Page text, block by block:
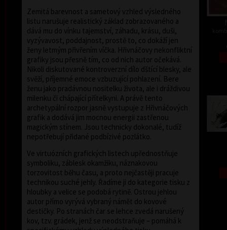
Zemitá barevnost a sametový vzhled výsledného
listu narušuje realistický základ zobrazovaného a
dává mu do vínku tajemství, záhadu, krásu, duši,
vyzývavost, poddajnost, prostě to, co dokáží jen
ženy letmým přivřením víčka. Hřivnáčovy nekonfliktní
grafiky jsou přesně tím, co od nich autor očekává.
Nikoli diskutované kontroverzní dílo dštící blesky, ale
svěží, příjemné emoce vzbuzující pohlazení. Bere
ženu jako pradávnou nositelku života, ale i dráždivou
milenku či chápající přítelkyni. A právě tento
archetypální rozpor jasně vystupuje z Hřivnáčových
grafik a dodává jim mocnou energii zastřenou
magickým stínem. Jsou technicky dokonalé, tudíž
nepotřebují přidané podbízivé pozlátko.
Ve virtuózních grafických listech upřednostňuje
symboliku, záblesk okamžiku, náznakovou
torzovitost běhu času, a proto nejčastěji pracuje
technikou suché jehly. Řadíme ji do kategorie tisku z
hloubky a velice se podobá rytině. Ostrou jehlou
autor přímo vyrývá vybraný námět do kovové
destičky. Po stranách čar se lehce zvedá narušený
kov, tzv. grádek, jenž se neodstraňuje – pomáhá k